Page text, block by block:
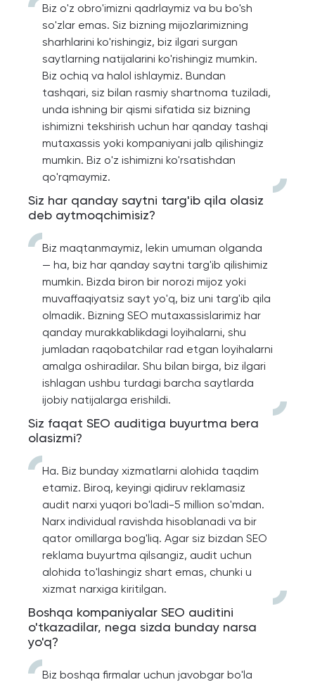
Biz o'z obro'imizni qadrlaymiz va bu bo'sh
so'zlar emas. Siz bizning mijozlarimizning
sharhlarini ko'rishingiz, biz ilgari surgan
saytlarning natijalarini ko'rishingiz mumkin.
Biz ochiq va halol ishlaymiz. Bundan
tashqari, siz bilan rasmiy shartnoma tuziladi,
unda ishning bir qismi sifatida siz bizning
ishimizni tekshirish uchun har qanday tashqi
mutaxassis yoki kompaniyani jalb qilishingiz
mumkin. Biz o'z ishimizni ko'rsatishdan
qo'rqmaymiz.
Siz har qanday saytni targ'ib qila olasiz
deb aytmoqchimisiz?
Biz maqtanmaymiz, lekin umuman olganda
— ha, biz har qanday saytni targ'ib qilishimiz
mumkin. Bizda biron bir norozi mijoz yoki
muvaffaqiyatsiz sayt yo'q, biz uni targ'ib qila
olmadik. Bizning SEO mutaxassislarimiz har
qanday murakkablikdagi loyihalarni, shu
jumladan raqobatchilar rad etgan loyihalarni
amalga oshiradilar. Shu bilan birga, biz ilgari
ishlagan ushbu turdagi barcha saytlarda
ijobiy natijalarga erishildi.
Siz faqat SEO auditiga buyurtma bera
olasizmi?
Ha. Biz bunday xizmatlarni alohida taqdim
etamiz. Biroq, keyingi qidiruv reklamasiz
audit narxi yuqori bo'ladi-5 million so'mdan.
Narx individual ravishda hisoblanadi va bir
qator omillarga bog'liq. Agar siz bizdan SEO
reklama buyurtma qilsangiz, audit uchun
alohida to'lashingiz shart emas, chunki u
xizmat narxiga kiritilgan.
Boshqa kompaniyalar SEO auditini
o'tkazadilar, nega sizda bunday narsa
yo'q?
Biz boshqa firmalar uchun javobgar bo'la